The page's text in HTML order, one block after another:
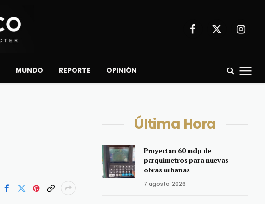
Facebook
X
MUNDO REPORTE OPINIÓN
Última Hora
Proyectan 60 mdp de
parquímetros para nuevas
obras urbanas
7 agosto, 2026